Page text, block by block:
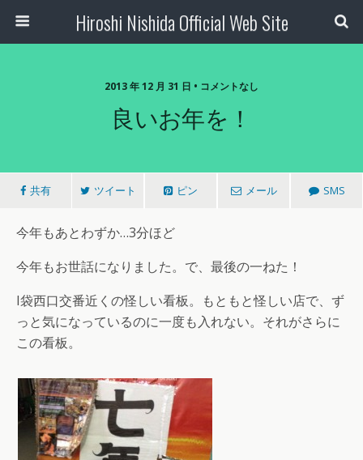
Hiroshi Nishida Official Web Site
2013 年 12 月 31 日 • コメントなし
良いお年を！
共有 ツイート ピン メール SMS
今年もあとわずか…3分ほど
今年もお世話になりました。で、最後の一ねた！
I袋西口交番近くの怪しい看板。もともと怪しい店で、ず
っと気になっているのに一度も入れない。それがさらに
この看板。